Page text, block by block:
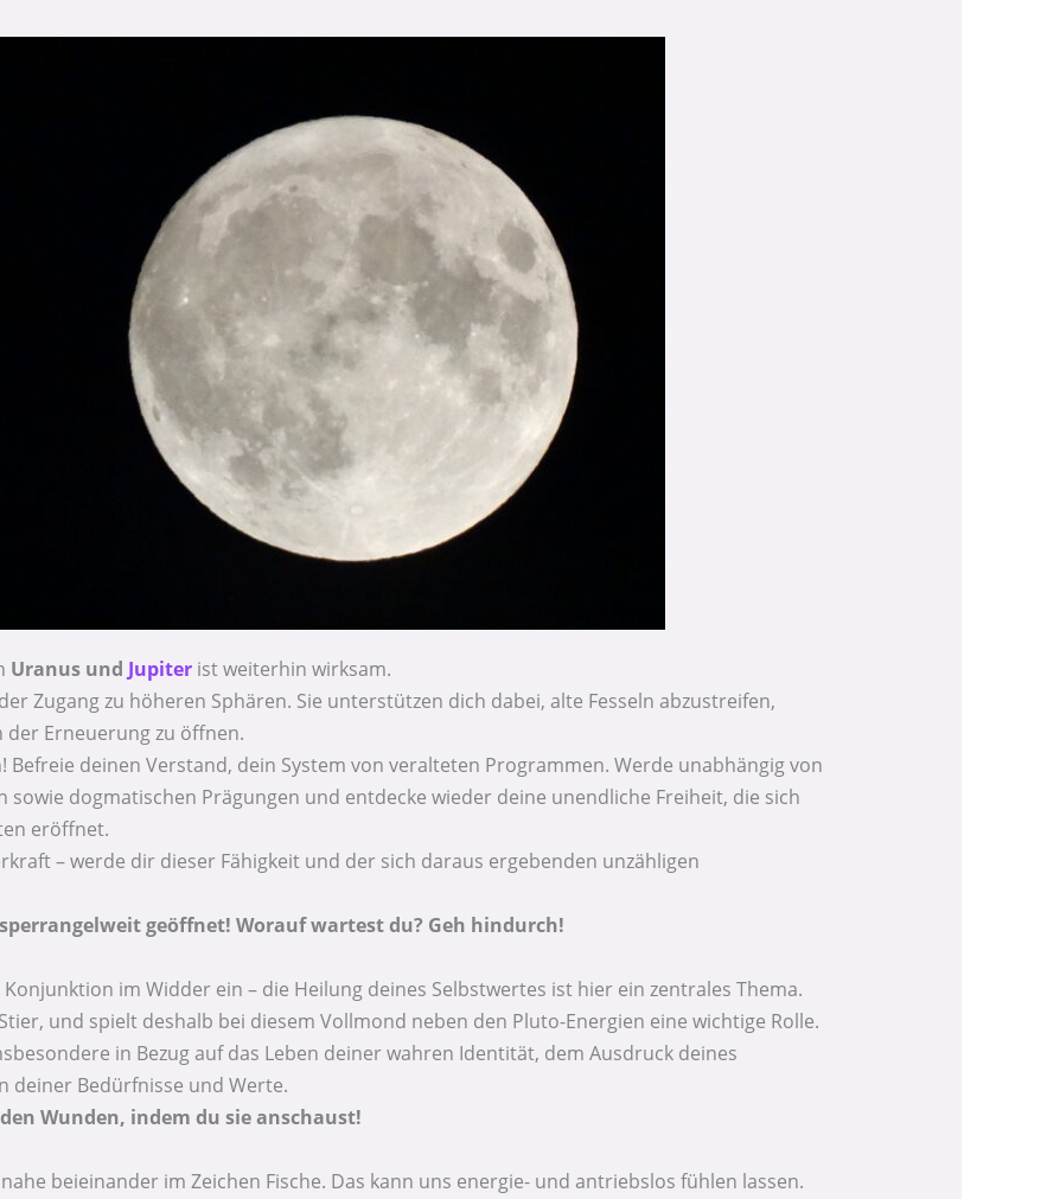
Uranus und Jupiterist weiterhin wirksam.
Zugang zu höheren Sphären. Sie unterstützen dich dabei, alte Fesseln abzustreifen,
Erneuerung zu öffnen.
deinen Verstand, dein System von veralteten Programmen. Werde unabhängig von
dogmatischen Prägungen und entdecke wieder deine unendliche Freiheit, die sich
eröffnet.
– werde dir dieser Fähigkeit und der sich daraus ergebenden unzähligen
geöffnet! Worauf wartest du? Geh hindurch!
im Widder ein – die Heilung deines Selbstwertes ist hier ein zentrales Thema.
und spielt deshalb bei diesem Vollmond neben den Pluto-Energien eine wichtige Rolle.
in Bezug auf das Leben deiner wahren Identität, dem Ausdruck deines
deiner Bedürfnisse und Werte.
Wunden, indem du sie anschaust!
beieinander im Zeichen Fische. Das kann uns energie- und antriebslos fühlen lassen.